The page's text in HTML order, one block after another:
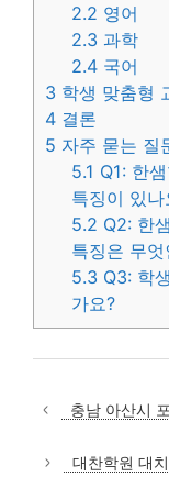
2.2 영어
2.3 과학
2.4 국어
3 학생 맞춤형
4 결론
5 자주 묻는 질
5.1 Q1: 한
특징이 있나
5.2 Q2: 한
특징은 무
5.3 Q3: 학
가요?
충남 아산시
대찬학원 대